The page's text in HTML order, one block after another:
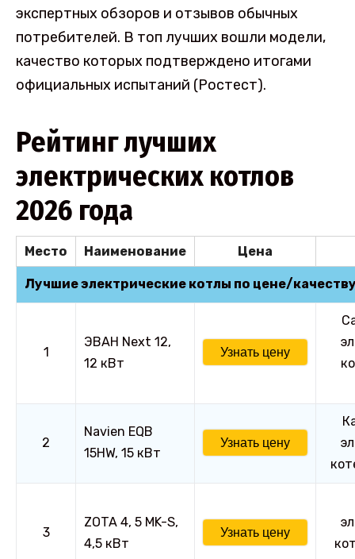
экспертных обзоров и отзывов обычных
потребителей. В топ лучших вошли модели,
качество которых подтверждено итогами
официальных испытаний (Ростест).
Рейтинг лучших
электрических котлов
2026 года
Место Наименование Цена
Лучшие электрические котлы по цене/
1
ЭВАН Next 12,
12 кВт
Узнать цену
2
Navien EQB
15HW, 15 кВт
Узнать цену
3
ZOTA 4, 5 MK-S,
4,5 кВт
Узнать цену